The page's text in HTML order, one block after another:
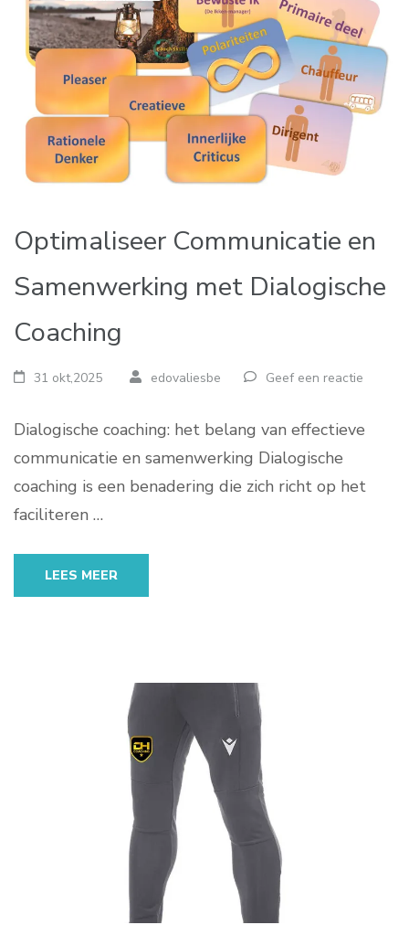
Optimaliseer Communicatie en
Samenwerking met Dialogische
Coaching
31 okt,2025 edovaliesbe Geef een reactie
Dialogische coaching: het belang van effectieve
communicatie en samenwerking Dialogische
coaching is een benadering die zich richt op het
faciliteren …
LEES MEER